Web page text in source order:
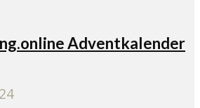
Adventkalender